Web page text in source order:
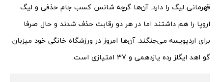
قهرمانی لیگ را دارد. آن‌ها گرچه شانس کسب جام حذفی و لیگ
اروپا را هم داشتند اما در هر دو رقابت حذف شدند و حال صرفا
برای اردیویسه می‌جنگند. آن‌ها امروز در ورزشگاه خانگی خود میزبان
گو اهد ایگلز رده یازدهمی و 37 امتیازی است.